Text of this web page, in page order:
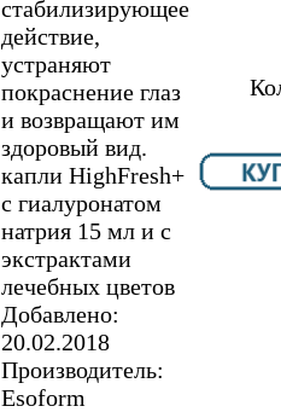
стабилизирующее
действие,
устраняют
покраснение глаз
и возвращают им
здоровый вид.
капли HighFresh+
с гиалуронатом
натрия 15 мл и с
экстрактами
лечебных цветов
Добавлено:
20.02.2018
Производитель:
Esoform